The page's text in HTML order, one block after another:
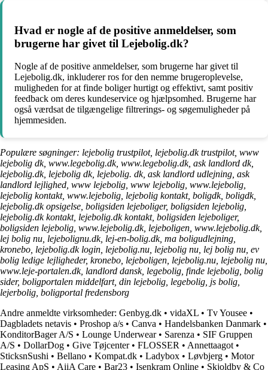
Hvad er nogle af de positive anmeldelser, som
brugerne har givet til Lejebolig.dk?
Nogle af de positive anmeldelser, som brugerne har givet til
Lejebolig.dk, inkluderer ros for den nemme brugeroplevelse,
muligheden for at finde boliger hurtigt og effektivt, samt positiv
feedback om deres kundeservice og hjælpsomhed. Brugerne har
også værdsat de tilgængelige filtrerings- og søgemuligheder på
hjemmesiden.
Populære søgninger: lejebolig trustpilot, lejebolig.dk trustpilot, www
lejebolig dk, www.legebolig.dk, www.legebolig.dk, ask landlord dk,
lejebolig.dk, lejebolig dk, lejebolig. dk, ask landlord udlejning, ask
landlord lejlighed, www lejebolig, www lejebolig, www.lejebolig,
lejebolig kontakt, www.lejebolig, lejebolig kontakt, boligdk, boligdk,
lejebolig.dk opsigelse, boligsiden lejeboliger, boligsiden lejebolig,
lejebolig.dk kontakt, lejebolig.dk kontakt, boligsiden lejeboliger,
boligsiden lejebolig, www.lejebolig.dk, lejeboligen, www.lejebolig.dk,
lej bolig nu, lejebolignu.dk, lej-en-bolig.dk, ma boligudlejning,
kronebo, lejebolig.dk login, lejebolig.nu, lejebolig nu, lej bolig nu, ev
bolig ledige lejligheder, kronebo, lejeboligen, lejebolig.nu, lejebolig nu,
www.leje-portalen.dk, landlord dansk, legebolig, finde lejebolig, bolig
sider, boligportalen middelfart, din lejebolig, legebolig, js bolig,
lejerbolig, boligportal fredensborg
Andre anmeldte virksomheder: Genbyg.dk • vidaXL • Tv Yousee •
Dagbladets netavis • Proshop a/s • Canva • Handelsbanken Danmark •
KonditorBager A/S • Lounge Underwear• Sarenza • SIF Gruppen
A/S • DollarDog • Give Tøjcenter• FLOSSER • Annettaagot•
SticksnSushi • Bellano • Kompat.dk • Ladybox • Løvbjerg • Motor
Leasing ApS • AiiA Care • Bar23 • Isenkram Online • Skjoldby & Co